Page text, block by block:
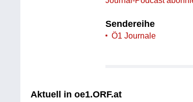
Sendereihe
Ö1 Journale
Aktuell in oe1.ORF.at